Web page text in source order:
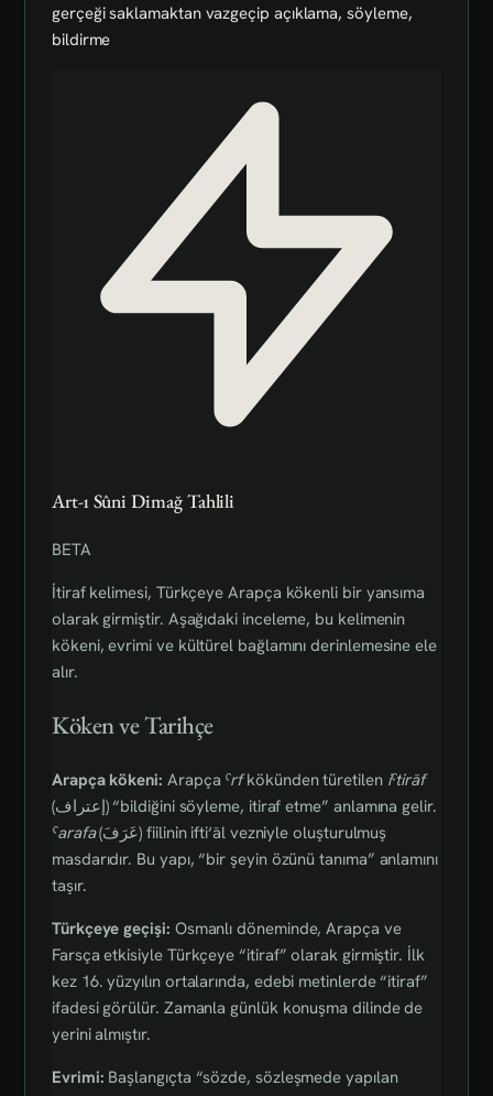
gerçeği saklamaktan vazgeçip açıklama, söyleme,
bildirme
Art-ı Sûni Dimağ Tahlili
BETA
İtiraf kelimesi, Türkçeye Arapça kökenli bir yansıma
olarak girmiştir. Aşağıdaki inceleme, bu kelimenin
kökeni, evrimi ve kültürel bağlamını derinlemesine ele
alır.
Köken ve Tarihçe
Arapça kökeni: Arapça ˁrfkökünden türetilen iˁtirāf
(إعتراف) “bildiğini söyleme, itiraf etme” anlamına gelir.
ˁarafa(عَرَفَ) fiilinin ifti‘āl vezniyle oluşturulmuş
masdarıdır. Bu yapı, “bir şeyin özünü tanıma” anlamını
taşır.
Türkçeye geçişi: Osmanlı döneminde, Arapça ve
Farsça etkisiyle Türkçeye “itiraf” olarak girmiştir. İlk
kez 16. yüzyılın ortalarında, edebi metinlerde “itiraf”
ifadesi görülür. Zamanla günlük konuşma dilinde de
yerini almıştır.
Evrimi: Başlangıçta “sözde, sözleşmede yapılan